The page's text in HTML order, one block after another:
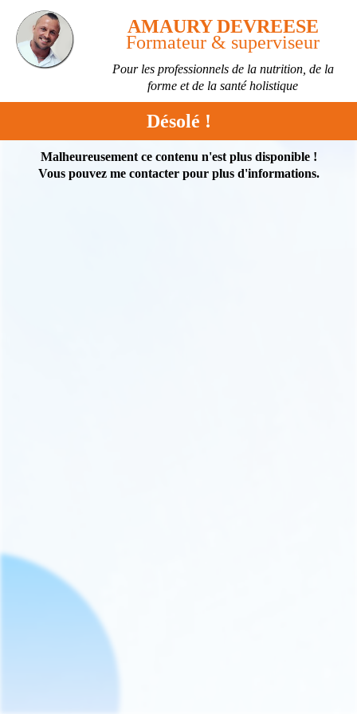
AMAURY DEVREESE
Formateur & superviseur
Pour les professionnels de la nutrition, de la
forme et de la santé holistique
Désolé !
Malheureusement ce contenu n'est plus disponible !
Vous pouvez me contacter pour plus d'informations.